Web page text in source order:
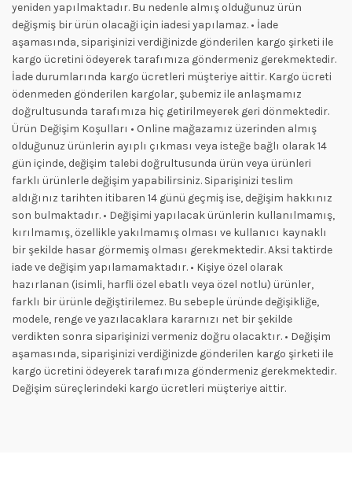
yeniden yapılmaktadır. Bu nedenle almış olduğunuz ürün
değişmiş bir ürün olacaği için iadesi yapılamaz. • İade
aşamasında, siparişinizi verdiğinizde gönderilen kargo şirketi ile
kargo ücretini ödeyerek tarafımıza göndermeniz gerekmektedir.
İade durumlarında kargo ücretleri müşteriye aittir. Kargo ücreti
ödenmeden gönderilen kargolar, şubemiz ile anlaşmamız
doğrultusunda tarafımıza hiç getirilmeyerek geri dönmektedir.
Ürün Değişim Koşulları • Online mağazamız üzerinden almış
olduğunuz ürünlerin ayıplı çıkması veya isteğe bağlı olarak 14
gün içinde, değişim talebi doğrultusunda ürün veya ürünleri
farklı ürünlerle değişim yapabilirsiniz. Siparişinizi teslim
aldığınız tarihten itibaren 14 günü geçmiş ise, değişim hakkınız
son bulmaktadır. • Değişimi yapılacak ürünlerin kullanılmamış,
kırılmamış, özellikle yakılmamış olması ve kullanıcı kaynaklı
bir şekilde hasar görmemiş olması gerekmektedir. Aksi taktirde
iade ve değişim yapılamamaktadır. • Kişiye özel olarak
hazırlanan (isimli, harfli özel ebatlı veya özel notlu) ürünler,
farklı bir ürünle değiştirilemez. Bu sebeple üründe değişikliğe,
modele, renge ve yazılacaklara kararnızı net bir şekilde
verdikten sonra siparişinizi vermeniz doğru olacaktır. • Değişim
aşamasında, siparişinizi verdiğinizde gönderilen kargo şirketi ile
kargo ücretini ödeyerek tarafımıza göndermeniz gerekmektedir.
Değişim süreçlerindeki kargo ücretleri müşteriye aittir.